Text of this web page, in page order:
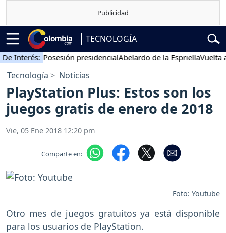
TECNOLOGÍA
Posesión presidencialAbelardo de la EspriellaVuelta a
Tecnología Noticias
PlayStation Plus: Estos son los
juegos gratis de enero de 2018
Vie, 05 Ene 2018 12:20 pm
Comparte en:
Foto: Youtube
Otro mes de juegos gratuitos ya está disponible
para los usuarios de PlayStation.